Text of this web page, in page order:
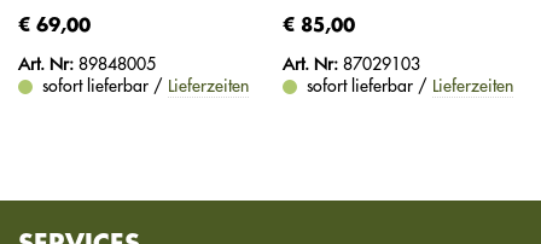
€ 69,00
Art. Nr: 89848005
sofort lieferbar / Lieferzeiten
€ 85,00
Art. Nr: 87029103
sofort lieferbar / Lieferzeiten